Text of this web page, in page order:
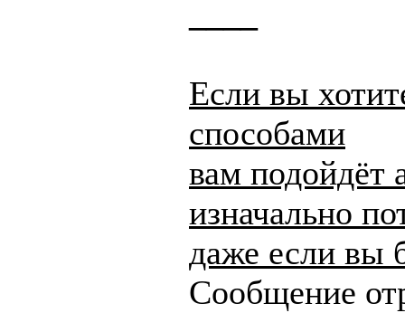
Если вы
способами
вам подойдёт
изначально
даже если вы
Сообщение